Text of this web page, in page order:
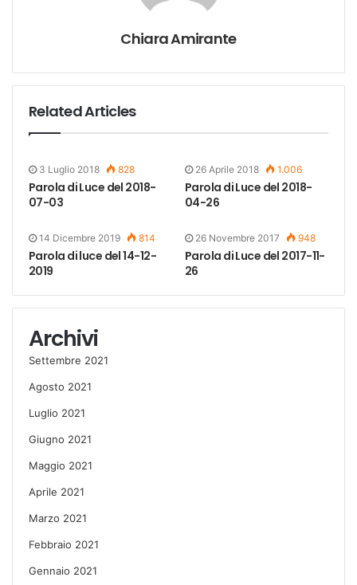
Chiara Amirante
Related Articles
3 Luglio 2018 828
Parola di Luce del 2018-
07-03
26 Aprile 2018 1.006
Parola di Luce del 2018-
04-26
14 Dicembre 2019 814
Parola di luce del 14-12-
2019
26 Novembre 2017 948
Parola di Luce del 2017-11-
26
Archivi
Settembre 2021
Agosto 2021
Luglio 2021
Giugno 2021
Maggio 2021
Aprile 2021
Marzo 2021
Febbraio 2021
Gennaio 2021